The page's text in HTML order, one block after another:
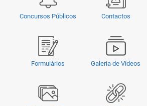
Concursos Públicos Contactos
Formulários Galeria de Vídeos